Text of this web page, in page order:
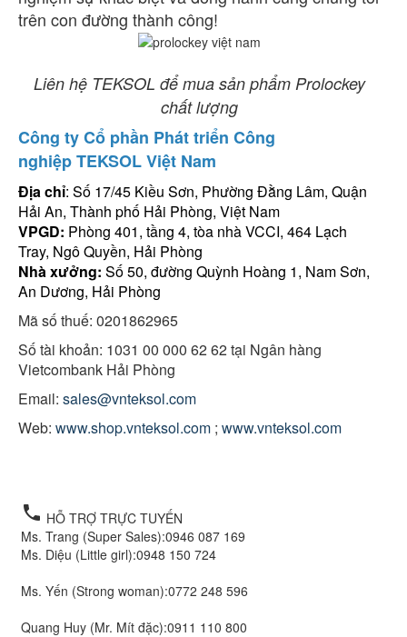
trên con đường thành công!
Liên hệ TEKSOL để mua sản phẩm Prolockey
chất lượng
Công ty Cổ phần Phát triển Công
nghiệp TEKSOL Việt Nam
Địa chỉ: Số 17/45 Kiều Sơn, Phường Đằng Lâm, Quận
Hải An, Thành phố Hải Phòng, Việt Nam
VPGD: Phòng 401, tầng 4, tòa nhà VCCI, 464 Lạch
Tray, Ngô Quyền, Hải Phòng
Nhà xưởng: Số 50, đường Quỳnh Hoàng 1, Nam Sơn,
An Dương, Hải Phòng
Mã số thuế: 0201862965
Số tài khoản: 1031 00 000 62 62 tại Ngân hàng
Vietcombank Hải Phòng
Email: sales@vnteksol.com
Web: www.shop.vnteksol.com ; www.vnteksol.com
local_phone HỖ TRỢ TRỰC TUYẾN
Ms. Trang (Super Sales):0946 087 169
Ms. Diệu (Little girl):0948 150 724
Ms. Yến (Strong woman):0772 248 596
Quang Huy (Mr. Mít đặc):0911 110 800